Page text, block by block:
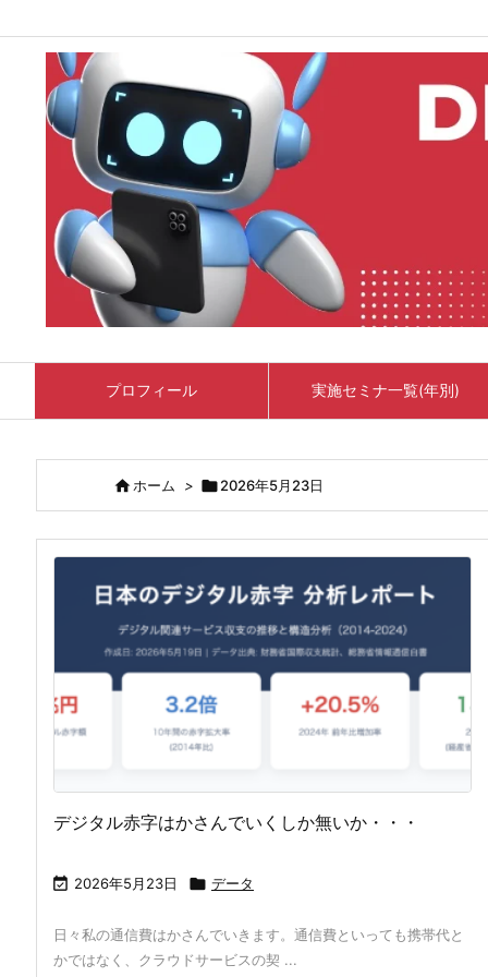
プロフィール 実施セミナ一覧(年別)
ホーム > 2026年5月23日
デジタル赤字はかさんでいくしか無いか・・・
 2026年5月23日  データ
日々私の通信費はかさんでいきます。通信費といっても携帯代と
かではなく、クラウドサービスの契 ...